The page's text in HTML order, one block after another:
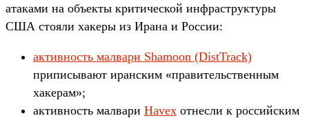
атаками на объекты критической инфраструктуры
США стояли хакеры из Ирана и России:
активность малвари Shamoon (DistTrack)
приписывают иранским «правительственным
хакерам»;
активность малвари Havex отнесли к российским